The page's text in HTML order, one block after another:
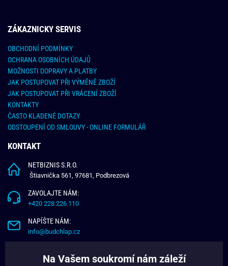
ZÁKAZNICKY SERVIS
OBCHODNÍ PODMÍNKY
OCHRANA OSOBNÍCH ÚDAJŮ
MOŽNOSTI DOPRAVY A PLATBY
JAK POSTUPOVAT PŘI VÝMĚNĚ ZBOŽÍ
JAK POSTUPOVAT PŘI VRÁCENÍ ZBOŽÍ
KONTAKTY
ČASTO KLADENÉ DOTAZY
ODSTOUPENÍ OD SMLOUVY - ONLINE FORMULÁŘ
KONTAKT
NETBIZNIS S.R.O.
Štiavnička 561, 97681, Podbrezová
ZAVOLAJTE NÁM:
+420 228 226 110
NAPÍŠTE NÁM:
info@budchlap.cz
Na Vašem soukromí nám záleží